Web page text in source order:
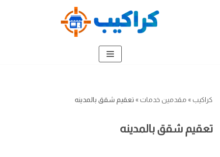
كراكيب» مقدمين خدمات» تعقيم شقق بالمدينه
تعقيم شقق بالمدينه